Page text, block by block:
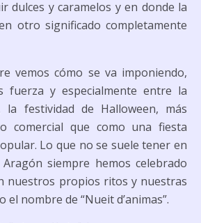
dulces y caramelos y en donde la
otro significado completamente
vemos cómo se va imponiendo,
fuerza y especialmente entre la
la festividad de Halloween, más
comercial que como una fiesta
Lo que no se suele tener en
siempre hemos celebrado
nuestros propios ritos y nuestras
nombre de “Nueit d’animas”.